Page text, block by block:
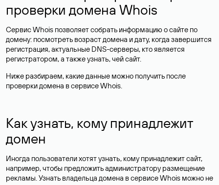
проверки домена Whois
Сервис Whois позволяет собрать информацию о сайте по
домену: посмотреть возраст домена и дату, когда завершится
регистрация, актуальные DNS-серверы, кто является
регистратором, а также узнать, чей сайт.
Ниже разбираем, какие данные можно получить после
проверки домена в сервисе Whois.
Как узнать, кому принадлежит
домен
Иногда пользователи хотят узнать, кому принадлежит сайт,
например, чтобы предложить администратору размещение
рекламы. Узнать владельца домена в сервисе Whois можно не